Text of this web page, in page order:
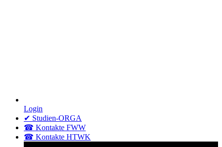
Login
✔ Studien-ORGA
☎ Kontakte FWW
☎ Kontakte HTWK